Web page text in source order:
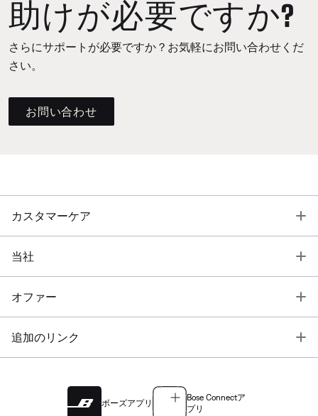
助けが必要ですか?
さらにサポートが必要ですか？お気軽にお問い合わせくだ
さい。
お問い合わせ
カスタマーケア
当社
オファー
追加のリンク
ボーズアプリ
Bose Connectア
プリ